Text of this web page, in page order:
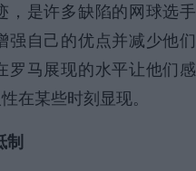
，是许多缺陷的网球选手
强自己的优点并减少他们
罗马展现的水平让他们感
在某些时刻显现。
制